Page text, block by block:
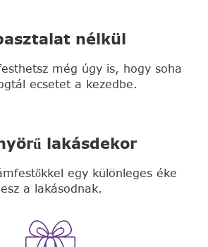
nélkül
még úgy is, hogy soha
ecsetet a kezedbe.
lakásdekor
egy különleges éke
a lakásodnak.